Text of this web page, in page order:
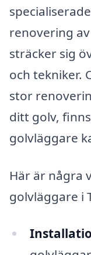
renovering
sträcker sig
och tekniker.
stor
ditt golv,
golvläggare
Här är några
golvläggare i